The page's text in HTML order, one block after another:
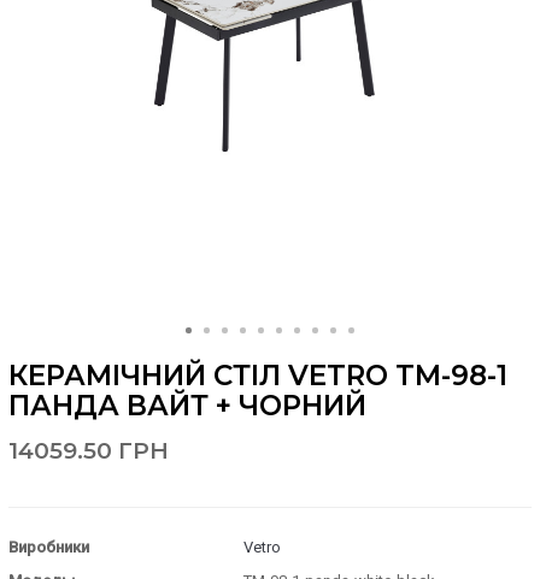
КЕРАМІЧНИЙ СТІЛ VETRO TM-98-1
ПАНДА ВАЙТ + ЧОРНИЙ
14059.50 ГРН
Виробники
Vetro